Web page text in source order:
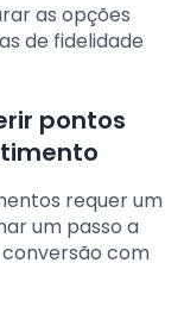
as opções
de fidelidade
pontos
requer um
um passo a
com